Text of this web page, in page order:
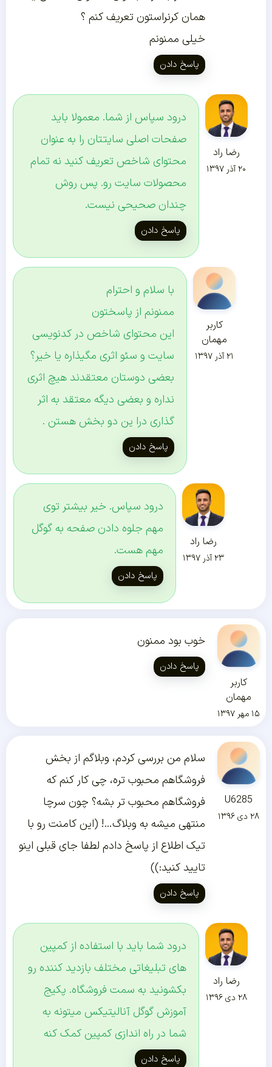
همان کرنراستون تعریف کنم ؟
خیلی ممنونم
پاسخ دادن
رضا راد
۲۰ آذر ۱۳۹۷
درود سپاس از شما. معمولا باید
صفحات اصلی سایتتان را به عنوان
محتوای شاخص تعریف کنید نه تمام
محصولات سایت رو. پس روش
چندان صحیحی نیست.
پاسخ دادن
کاربر
مهمان
۲۱ آذر ۱۳۹۷
با سلام و احترام
ممنونم از پاسختون
این محتوای شاخص در کدنویسی
سایت و سئو اثری مگیذاره یا خیر؟
بعضی دوستان معتقدند هیچ اثری
نداره و بعضی دیگه معتقد به اثر
گذاری درا ین دو بخش هستن .
پاسخ دادن
رضا راد
۲۳ آذر ۱۳۹۷
درود سپاس. خیر بیشتر توی
مهم جلوه دادن صفحه به گوگل
مهم هست.
پاسخ دادن
کاربر
مهمان
۱۵ مهر ۱۳۹۷
خوب بود ممنون
پاسخ دادن
U6285
۲۸ دی ۱۳۹۶
سلام من بررسی کردم، وبلاگم از بخش
فروشگاهم محبوب تره، چی کار کنم که
فروشگاهم محبوب تر بشه؟ چون سرچا
منتهی میشه به وبلاگ…! (این کامنت رو با
تیک اطلاع از پاسخ دادم لطفا جای قبلی اینو
تایید کنید:))
پاسخ دادن
رضا راد
۲۸ دی ۱۳۹۶
درود شما باید با استفاده از کمپین
های تبلیغاتی مختلف بازدید کننده رو
بکشونید به سمت فروشگاه. پکیج
آموزش گوگل آنالیتیکس میتونه به
شما در راه اندازی کمپین کمک کنه
پاسخ دادن